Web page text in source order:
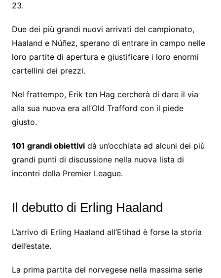
23.
Due dei più grandi nuovi arrivati ​​del campionato,
Haaland e Núñez, sperano di entrare in campo nelle
loro partite di apertura e giustificare i loro enormi
cartellini dei prezzi.
Nel frattempo, Erik ten Hag cercherà di dare il via
alla sua nuova era all’Old Trafford con il piede
giusto.
101 grandi obiettividà un’occhiata ad alcuni dei più
grandi punti di discussione nella nuova lista di
incontri della Premier League.
Il debutto di Erling Haaland
L’arrivo di Erling Haaland all’Etihad è forse la storia
dell’estate.
La prima partita del norvegese nella massima serie